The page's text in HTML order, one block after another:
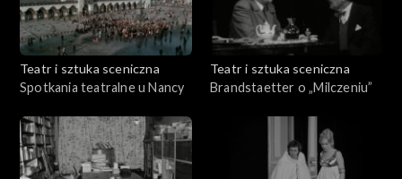
Teatr i sztuka sceniczna
Spotkania teatralne u Nancy
Teatr i sztuka sceniczna
Brandstaetter o „Milczeniu”